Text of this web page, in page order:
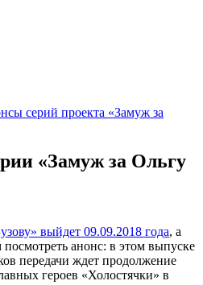
серий проекта «Замуж за
«Замуж за Ольгу
выйдет 09.09.2018 года, а
анонс: в этом выпуске
передачи ждет продолжение
героев «Холостячки» в